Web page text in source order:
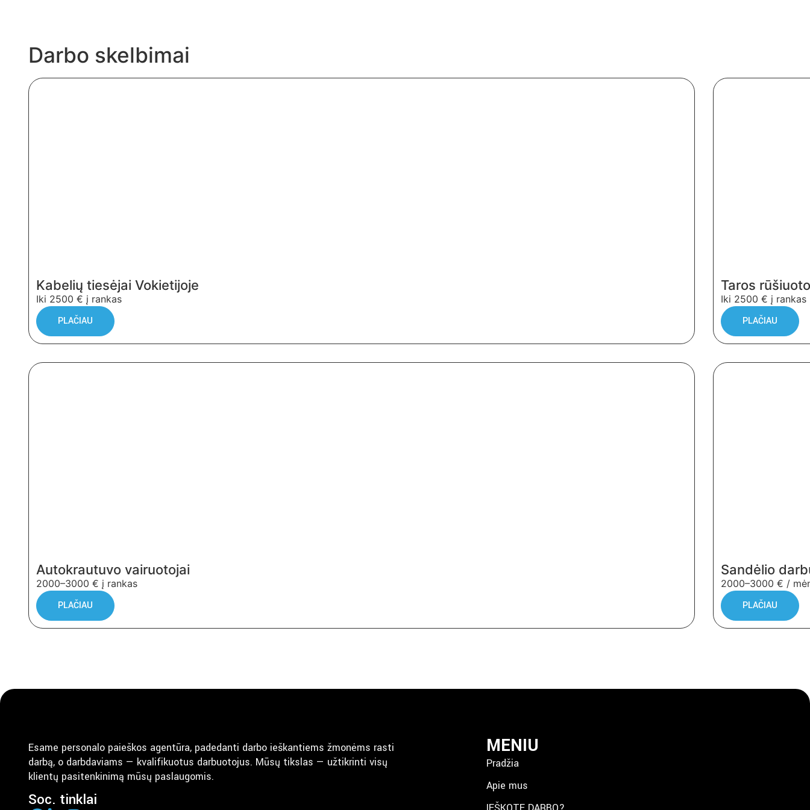
Darbo skelbimai
Kabelių tiesėjai Vokietijoje
Iki 2500 € į rankas
PLAČIAU
Taros
Iki 2500 € į rankas
PLAČIAU
Autokrautuvo vairuotojai
2000–3000 € į rankas
PLAČIAU
Sandėlio
2000–3000 € /
PLAČIAU
Esame personalo paieškos agentūra, padedanti darbo ieškantiems žmonėms rasti
darbą, o darbdaviams — kvalifikuotus darbuotojus. Mūsų tikslas — užtikrinti visų
klientų pasitenkinimą mūsų paslaugomis.
Soc. tinklai
MENIU
Pradžia
Apie mus